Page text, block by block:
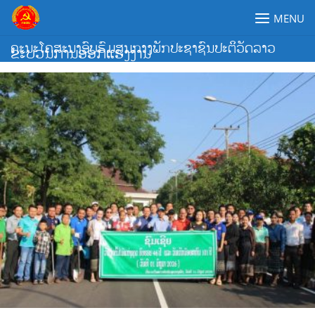
Skip
content
ຄະນະໂຄສະນາອົບຮົມສູນກາງພັກປະຊາຊົນປະຕິວັດລາວ
MENU
ຂະບວນການອອກແຮງງານ